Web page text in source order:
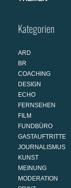
Kategorien
ARD
BR
COACHING
DESIGN
ECHO
FERNSEHEN
FILM
FUNDBÜRO
GASTAUFTRITTE
JOURNALISMUS
KUNST
MEINUNG
MODERATION